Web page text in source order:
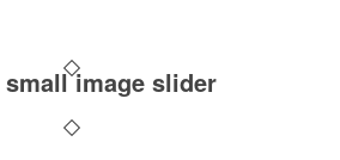
image slider